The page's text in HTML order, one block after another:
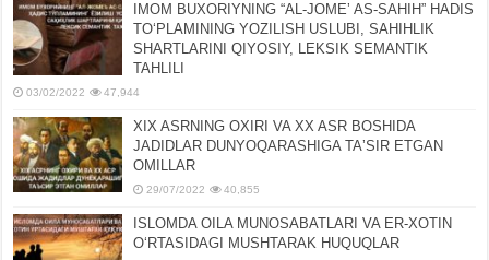
IMOM BUXORIYNING “AL-JOMEʼ AS-SAHIH” HADIS
TOʻPLAMINING YOZILISH USLUBI, SAHIHLIK
SHARTLARINI QIYOSIY, LЕKSIK SЕMANTIK
TAHLILI
03/02/2022 47,944
XIX ASRNING OXIRI VA XX ASR BOSHIDA
JADIDLAR DUNYOQARASHIGA TAʼSIR ETGAN
OMILLAR
29/07/2022 40,855
ISLOMDA OILA MUNOSABATLARI VA ER-XOTIN
OʻRTASIDAGI MUSHTARAK HUQUQLAR